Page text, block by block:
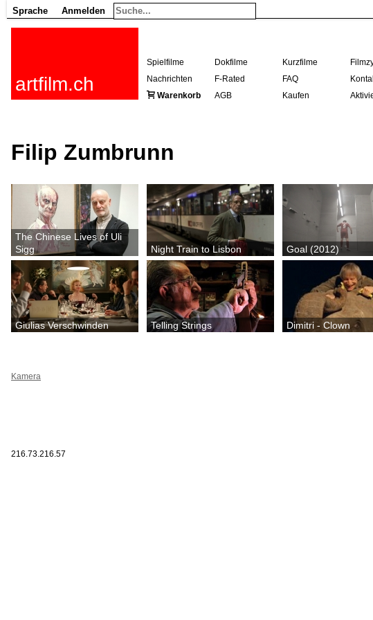
Sprache Anmelden
artfilm.ch
Spielfilme Dokfilme Kurzfilme
Nachrichten
F-Rated FAQ
Warenkorb
AGB Kaufen
Filip Zumbrunn
The Chinese Lives of Uli
Sigg
Night Train to Lisbon Goal (2012)
Giulias Verschwinden Telling Strings Dimitri - Clown
Kamera
216.73.216.57